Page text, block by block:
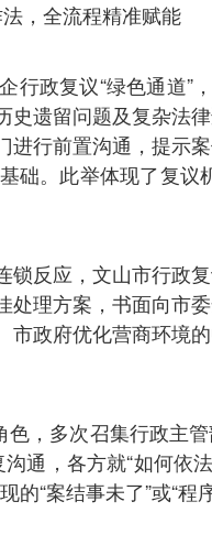
，全流程精准赋能
政复议“绿色通道”
遗留问题及复杂法
行前置沟通，提示
。此举体现了复议
反应，文山市行政
理方案，书面向市
政府优化营商环境
，多次召集行政主
通，各方就“如何依
“案结事未了”或“程